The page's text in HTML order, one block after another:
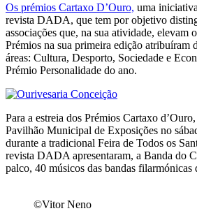
Os prémios Cartaxo D’Ouro, uma
revista DADA, que tem por objetivo
associações que, na sua atividade, elevam
Prémios na sua primeira edição atribuíram
áreas: Cultura, Desporto, Sociedade e
Prémio Personalidade do ano.
Para a estreia dos Prémios Cartaxo
Pavilhão Municipal de Exposições no
durante a tradicional Feira de Todos os
revista DADA apresentaram, a Banda do
palco, 40 músicos das bandas filarmónicas
©Vitor Neno